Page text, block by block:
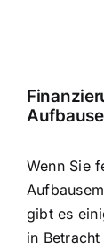
Wenn Sie
gibt es
in